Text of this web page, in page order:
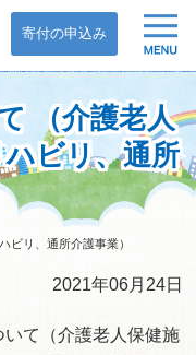
寄付の申込み
（介護老人
ビリ、通所
ビリ、通所介護事業）
2021年06月24日
て（介護老人保健施